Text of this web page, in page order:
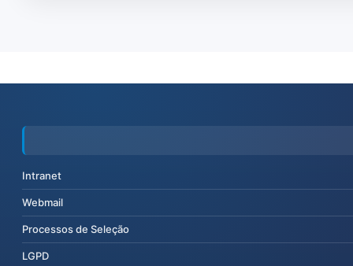
Intranet
Webmail
Processos de Seleção
LGPD